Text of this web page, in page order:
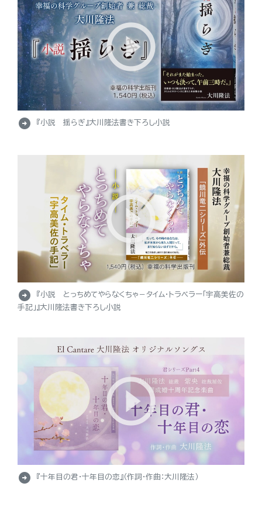
arrow_circle_right 『小説 揺らぎ』大川隆法書き下ろし小説
arrow_circle_right
『小説 とっちめてやらなくちゃ－タイム・トラベラー「宇高美佐の
手記」』大川隆法書き下ろし小説
arrow_circle_right 『十年目の君・十年目の恋』（作詞・作曲：大川隆法）